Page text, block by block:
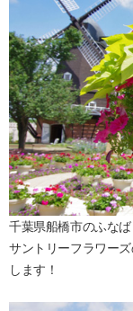
千葉県船橋市のふな
サントリーフラワー
します！